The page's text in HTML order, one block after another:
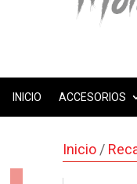
INICIO ACCESORIOS
Inicio/